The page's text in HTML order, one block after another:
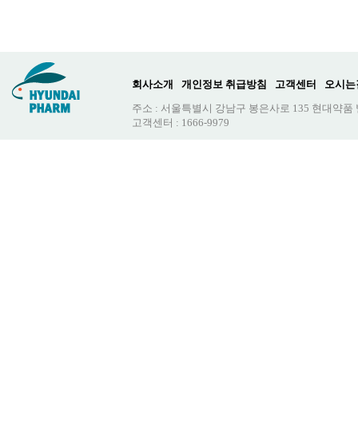
회사소개 개인정보 취급방침 고객센터
오시는
주소 : 서울특별시 강남구 봉은사로 135 현대약품
고객센터 : 1666-9979